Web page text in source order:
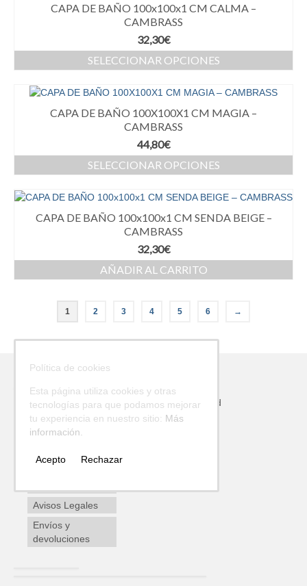
CAPA DE BAÑO 100x100x1 CM CALMA –
CAMBRASS
32,30€
SELECCIONAR OPCIONES
CAPA DE BAÑO 100X100X1 CM MAGIA –
CAMBRASS
44,80€
SELECCIONAR OPCIONES
CAPA DE BAÑO 100x100x1 CM SENDA BEIGE –
CAMBRASS
32,30€
AÑADIR AL CARRITO
1 2 3 4 5 6 →
Política de calidad, medio ambiente y seguridad
Política de
Avisos Legales
Envíos y
devoluciones
Política de cookies
Esta página utiliza cookies y otras
tecnologías para que podamos mejorar
tu experiencia en nuestro sitio: Más
información.
Acepto Rechazar